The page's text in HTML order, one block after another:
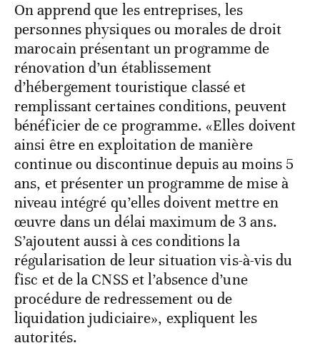
On apprend que les entreprises, les
personnes physiques ou morales de droit
marocain présentant un programme de
rénovation d’un établissement
d’hébergement touristique classé et
remplissant certaines conditions, peuvent
bénéficier de ce programme. «Elles doivent
ainsi être en exploitation de manière
continue ou discontinue depuis au moins 5
ans, et présenter un programme de mise à
niveau intégré qu’elles doivent mettre en
œuvre dans un délai maximum de 3 ans.
S’ajoutent aussi à ces conditions la
régularisation de leur situation vis-à-vis du
fisc et de la CNSS et l’absence d’une
procédure de redressement ou de
liquidation judiciaire», expliquent les
autorités.